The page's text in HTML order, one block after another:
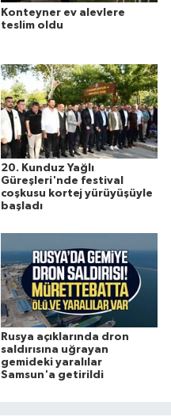
Konteyner ev alevlere
teslim oldu
20. Kunduz Yağlı
Güreşleri'nde festival
coşkusu kortej yürüyüşüyle
başladı
Rusya açıklarında dron
saldırısına uğrayan
gemideki yaralılar
Samsun'a getirildi